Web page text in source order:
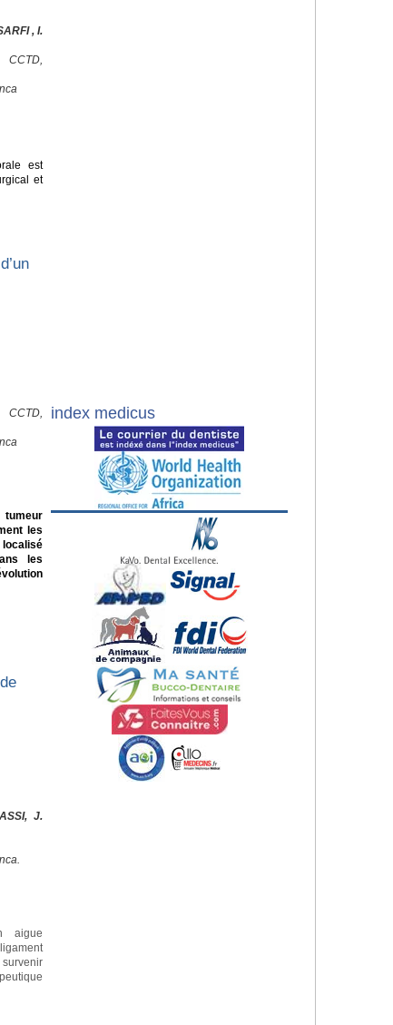
, I.
est
et
les
les
J.
aigue
index medicus